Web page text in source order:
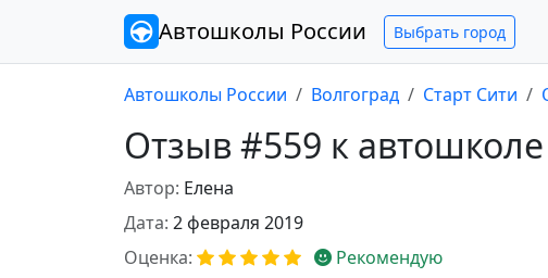
Автошколы России Выбрать город
Автошколы России Волгоград Старт Сити
Отзыв #559 к
Автор: Елена
Дата: 2 февраля 2019
Оценка:
Рекомендую